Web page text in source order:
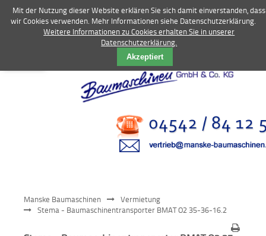
Bagger
Kommunaltechnik
Anbaugeräte
Manske Baumaschinen
Vermietung
Stema - Baumaschinentransporter BMAT O2 35-36-16.2
Mit der Nutzung dieser Website erklären Sie sich damit einverstanden, dass
wir Cookies verwenden. Mehr Informationen siehe Datenschutzerklärung.
Weitere Informationen zu Cookies erhalten Sie in unserer
Datenschutzerklärung.
Akzeptiert